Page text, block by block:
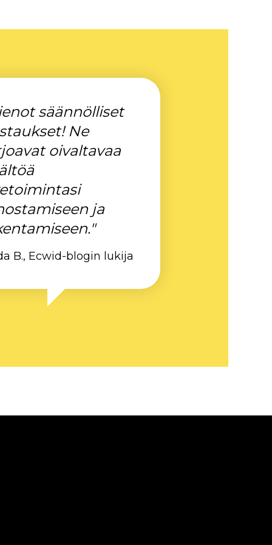
säännölliset
Ne
oivaltavaa
ja
B., Ecwid-blogin lukija